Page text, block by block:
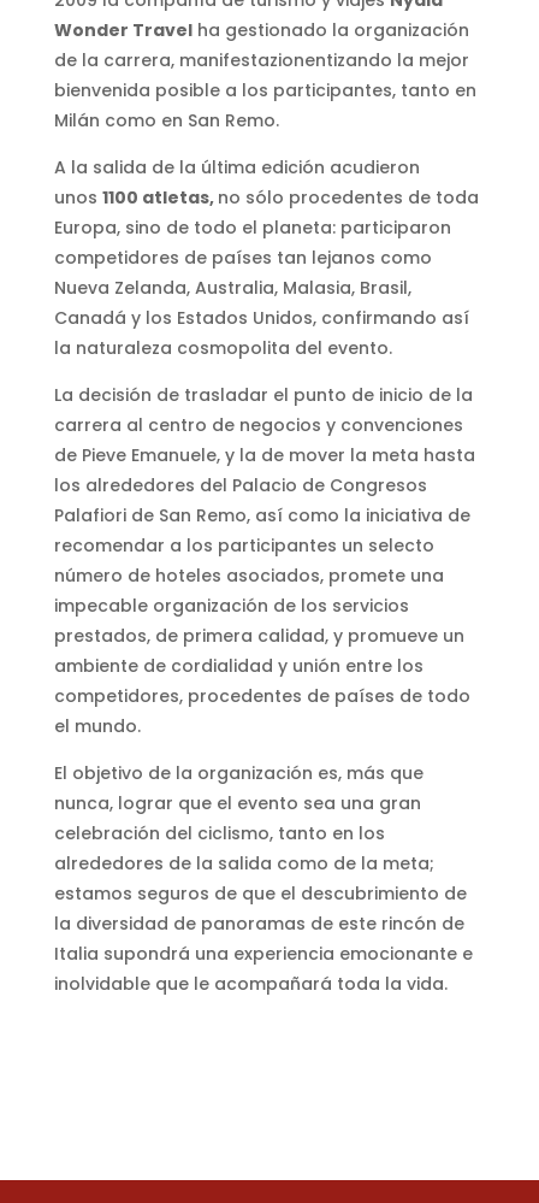
Wonder Travelha gestionado la organización
de la carrera, manifestazionentizando la mejor
bienvenida posible a los participantes, tanto en
Milán como en San Remo.
A la salida de la última edición acudieron
unos 1100 atletas, no sólo procedentes de toda
Europa, sino de todo el planeta: participaron
competidores de países tan lejanos como
Nueva Zelanda, Australia, Malasia, Brasil,
Canadá y los Estados Unidos, confirmando así
la naturaleza cosmopolita del evento.
La decisión de trasladar el punto de inicio de la
carrera al centro de negocios y convenciones
de Pieve Emanuele, y la de mover la meta hasta
los alrededores del Palacio de Congresos
Palafiori de San Remo, así como la iniciativa de
recomendar a los participantes un selecto
número de hoteles asociados, promete una
impecable organización de los servicios
prestados, de primera calidad, y promueve un
ambiente de cordialidad y unión entre los
competidores, procedentes de países de todo
el mundo.
El objetivo de la organización es, más que
nunca, lograr que el evento sea una gran
celebración del ciclismo, tanto en los
alrededores de la salida como de la meta;
estamos seguros de que el descubrimiento de
la diversidad de panoramas de este rincón de
Italia supondrá una experiencia emocionante e
inolvidable que le acompañará toda la vida.